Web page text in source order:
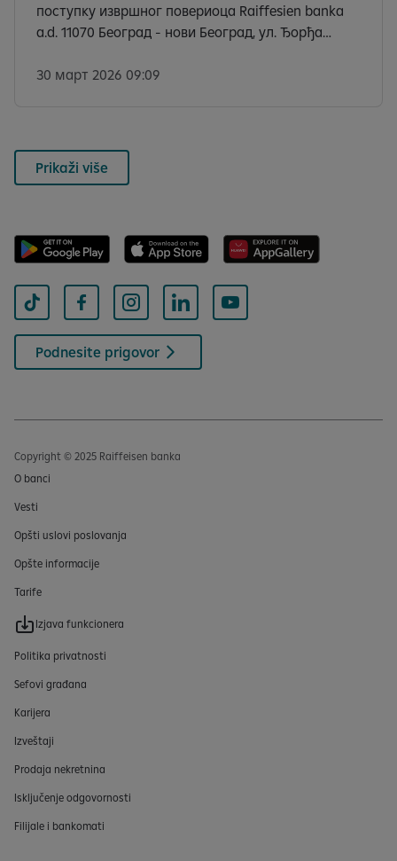
поступку извршног повериоца Raiffesien banka
a.d. 11070 Београд - нови Београд, ул. Ђорђа
ради извршења на основу веродостојне исправе,
30 март 2026 09:09
Prikaži više
Podnesite prigovor
Copyright © 2025 Raiffeisen banka
O banci
Vesti
Opšti uslovi poslovanja
Opšte informacije
Tarife
Izjava funkcionera
Politika privatnosti
Sefovi građana
Karijera
Izveštaji
Prodaja nekretnina
Isključenje odgovornosti
Filijale i bankomati